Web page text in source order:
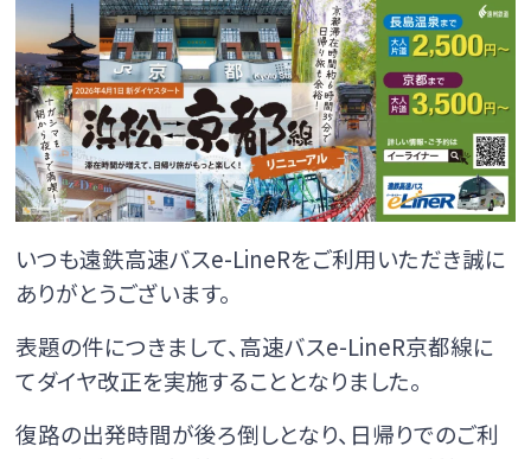
路線一覧
昼行便
横浜線
横浜線のページへ
時刻表 運賃
のりば
ご利用方法
昼行便
いつも遠鉄高速バスe-LineRをご利用いただき誠に
ありがとうございます。
表題の件につきまして、高速バスe-LineR京都線に
てダイヤ改正を実施することとなりました。
復路の出発時間が後ろ倒しとなり、日帰りでのご利
時刻表 運賃
のりば ご利用方法
昼行便
大阪線のページへ
時刻表 運賃